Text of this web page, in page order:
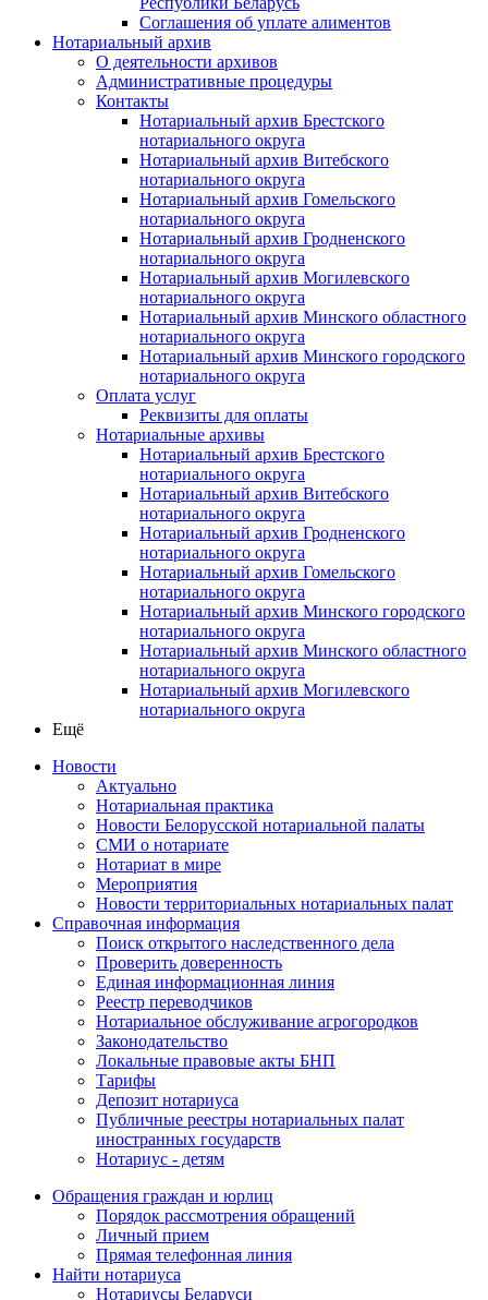
Соглашения об уплате алиментов
Нотариальный архив
О деятельности архивов
Административные процедуры
Контакты
Нотариальный архив Брестского
нотариального округа
Нотариальный архив Витебского
нотариального округа
Нотариальный архив Гомельского
нотариального округа
Нотариальный архив Гродненского
нотариального округа
Нотариальный архив Могилевского
нотариального округа
Нотариальный архив Минского областного
нотариального округа
Нотариальный архив Минского городского
нотариального округа
Оплата услуг
Реквизиты для оплаты
Нотариальные архивы
Нотариальный архив Брестского
нотариального округа
Нотариальный архив Витебского
нотариального округа
Нотариальный архив Гродненского
нотариального округа
Нотариальный архив Гомельского
нотариального округа
Нотариальный архив Минского городского
нотариального округа
Нотариальный архив Минского областного
нотариального округа
Нотариальный архив Могилевского
нотариального округа
Ещё
Новости
Актуально
Нотариальная практика
Новости Белорусской нотариальной палаты
СМИ о нотариате
Нотариат в мире
Мероприятия
Новости территориальных нотариальных палат
Справочная информация
Поиск открытого наследственного дела
Проверить доверенность
Единая информационная линия
Реестр переводчиков
Нотариальное обслуживание агрогородков
Законодательство
Локальные правовые акты БНП
Тарифы
Депозит нотариуса
Публичные реестры нотариальных палат
иностранных государств
Нотариус - детям
Обращения граждан и юрлиц
Порядок рассмотрения обращений
Личный прием
Прямая телефонная линия
Найти нотариуса
Нотариусы Беларуси